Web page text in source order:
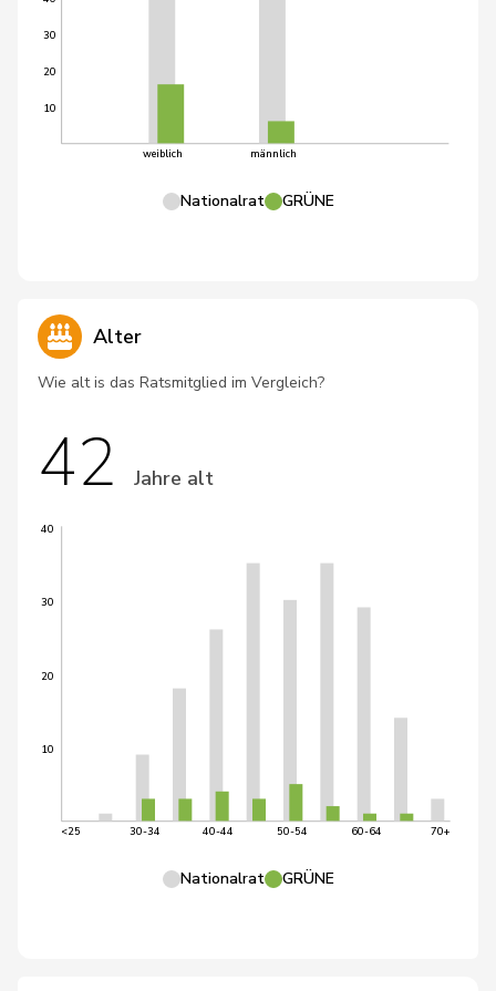
10
20
30
weiblich männlich
Nationalrat GRÜNE
Alter
Wie alt is das Ratsmitglied im Vergleich?
42 Jahre alt
10
20
30
40
<25 30-34 40-44 50-54 60-64 70+
Nationalrat GRÜNE